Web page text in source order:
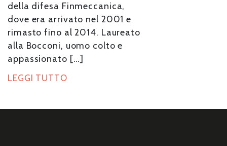
della difesa Finmeccanica,
dove era arrivato nel 2001 e
rimasto fino al 2014. Laureato
alla Bocconi, uomo colto e
appassionato […]
LEGGI TUTTO